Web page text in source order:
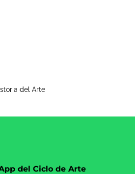
del Arte
del Ciclo de Arte